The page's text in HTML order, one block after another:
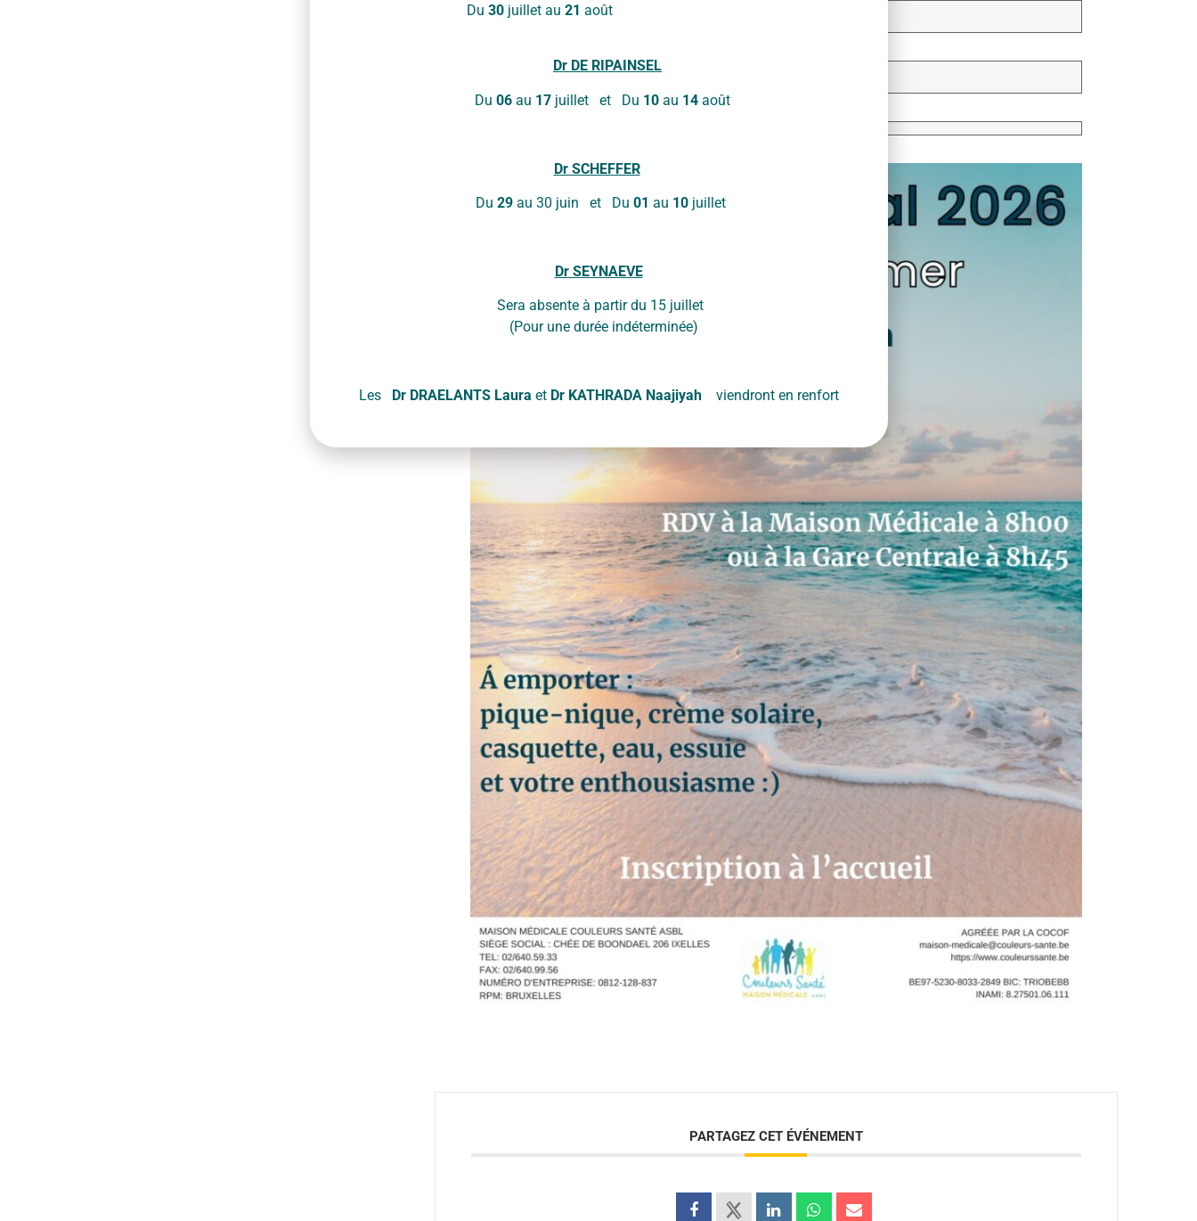
MAATJES FESTIVAL 2026
MERCREDI 17 JUIN 2026
PARTAGEZ CET ÉVÉNEMENT
Du 30 juillet au 21 août
Dr DE RIPAINSEL
Du 06au 17juillet et Du 10 au 14août
Dr SCHEFFER
Du 29au 30 juin et Du 01 au 10juillet
Dr SEYNAEVE
Sera absente à partir du 15 juillet
(Pour une durée indéterminée)
Les Dr DRAELANTS Laura etDr KATHRADA Naajiyahviendront en renfort